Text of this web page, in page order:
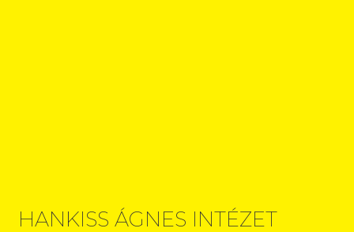
HANKISS ÁGNES INTÉZET